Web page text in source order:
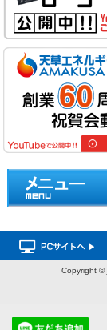
Copyright ©